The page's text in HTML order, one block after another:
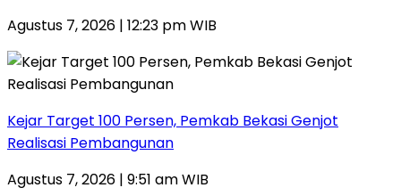
Agustus 7, 2026 | 12:23 pm WIB
Kejar Target 100 Persen, Pemkab Bekasi Genjot
Realisasi Pembangunan
Agustus 7, 2026 | 9:51 am WIB